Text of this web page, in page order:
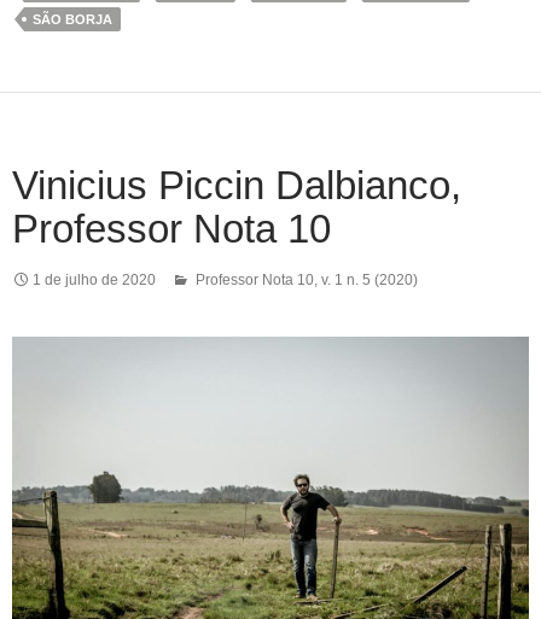
SÃO BORJA
Vinicius Piccin Dalbianco,
Professor Nota 10
1 de julho de 2020 Professor Nota 10, v. 1 n. 5 (2020)